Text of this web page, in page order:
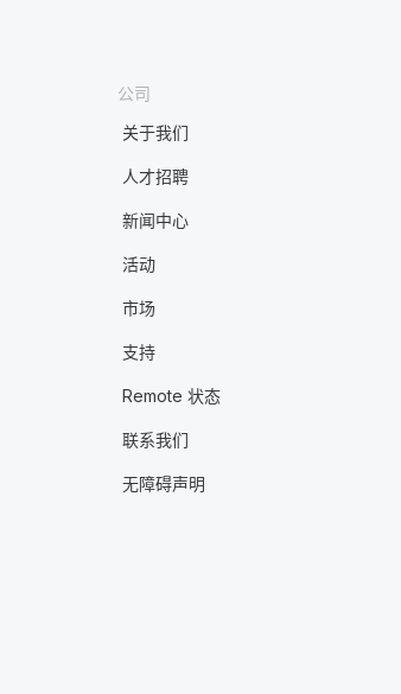
公司
关于我们
人才招聘
新闻中心
活动
市场
支持
Remote 状态
联系我们
无障碍声明